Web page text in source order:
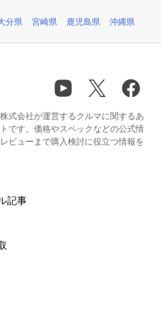
分県 宮崎県 鹿児島県 沖縄県
式会社が運営するクルマに関するあ
です。価格やスペックなどの公式情
ビューまで購入検討に役立つ情報を
記事